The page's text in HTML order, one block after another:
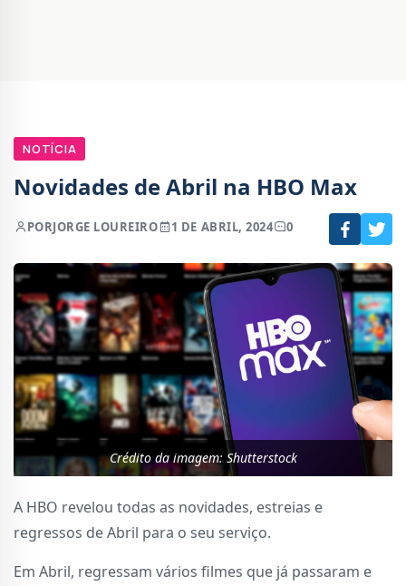
NOTÍCIA
Novidades de Abril na HBO Max
PORJORGE LOUREIRO 1 DE ABRIL, 2024 0
Crédito da imagem: Shutterstock
A HBO revelou todas as novidades, estreias e
regressos de Abril para o seu serviço.
Em Abril, regressam vários filmes que já passaram e